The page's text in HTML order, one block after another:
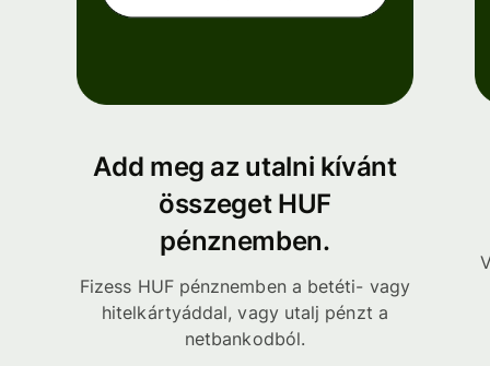
Add meg az utalni kívánt
összeget HUF
pénznemben.
Fizess HUF pénznemben a betéti- vagy
hitelkártyáddal, vagy utalj pénzt a
netbankodból.